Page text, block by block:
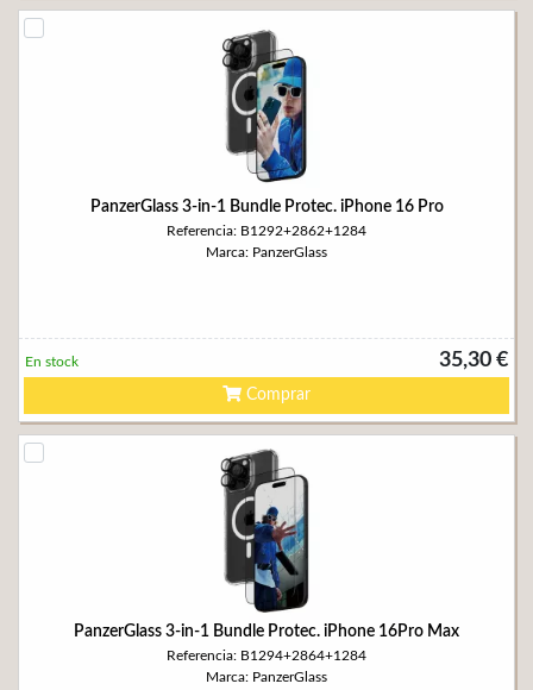
PanzerGlass 3-in-1 Bundle Protec. iPhone 16 Pro
Referencia: B1292+2862+1284
Marca: PanzerGlass
35,30 €
En stock
Comprar
PanzerGlass 3-in-1 Bundle Protec. iPhone 16Pro Max
Referencia: B1294+2864+1284
Marca: PanzerGlass